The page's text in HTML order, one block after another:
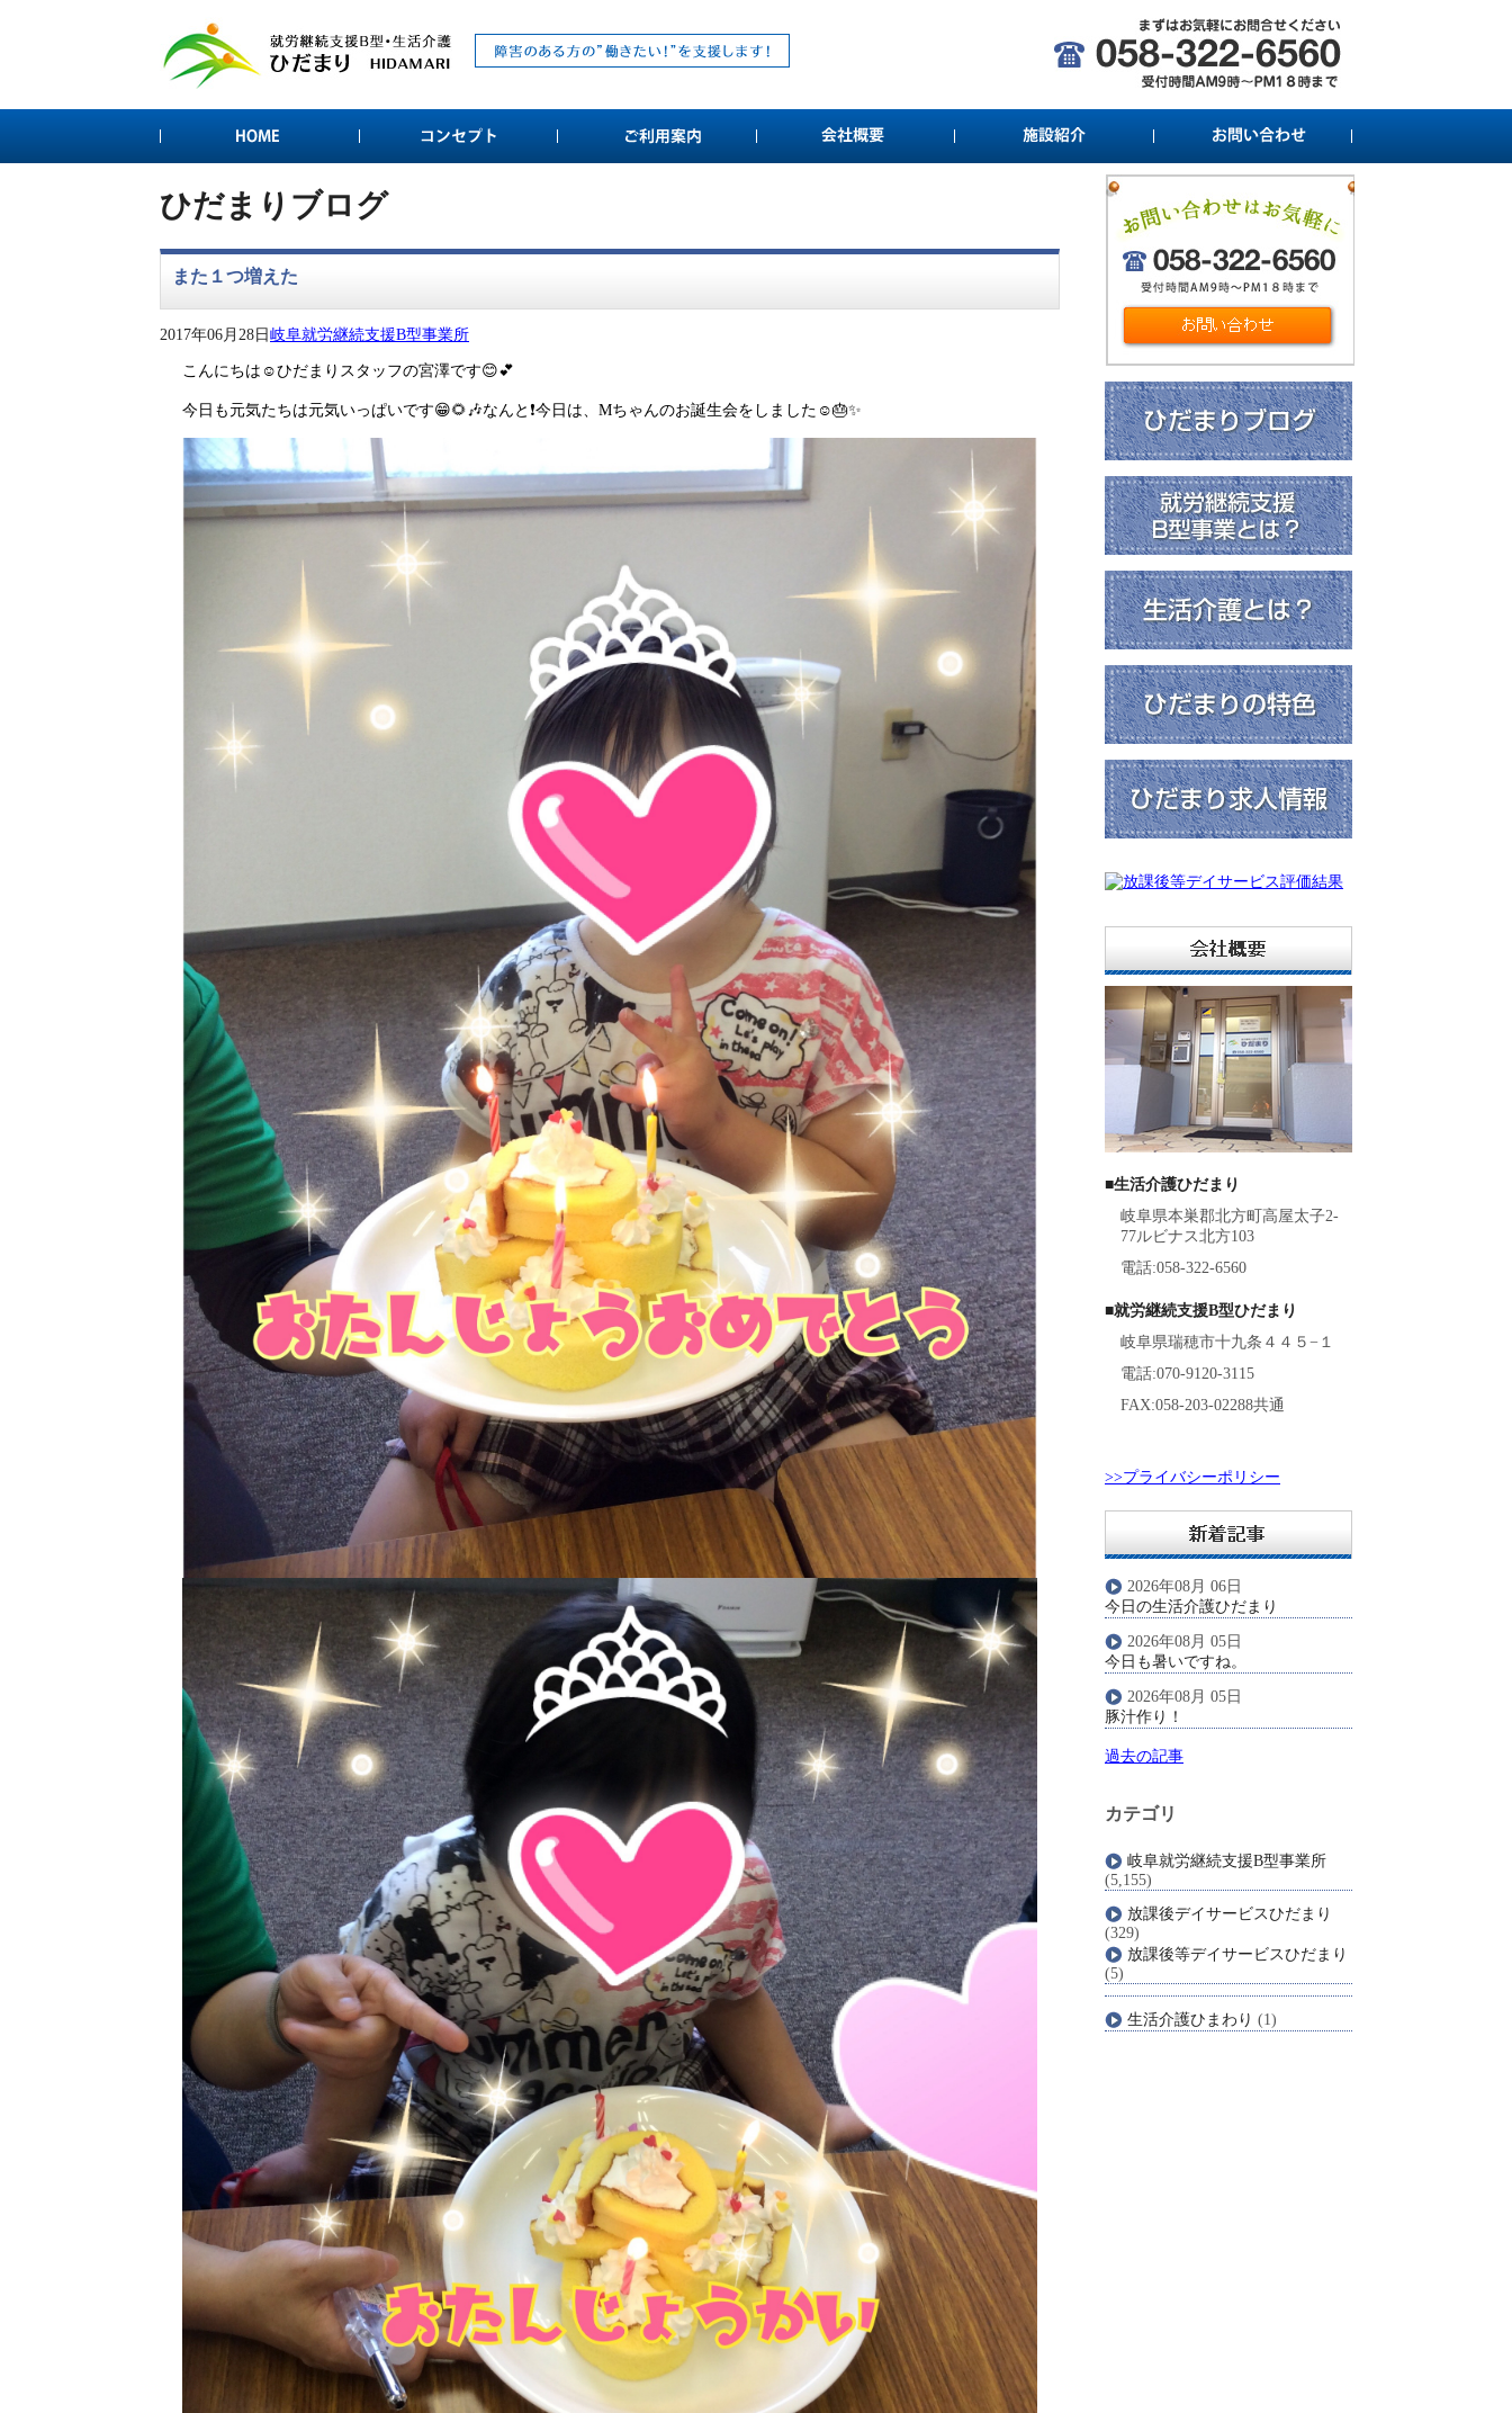
ひだまりブログ
また１つ増えた
2017年06月28日岐阜就労継続支援B型事業所
こんにちは☺️ひだまりスタッフの宮澤です😊💕
今日も元気たちは元気いっぱいです😁🌻🎶なんと❗️今日は、Mちゃんのお誕生会をしました☺️🎂✨
■生活介護ひだまり
岐阜県本巣郡北方町高屋太子2-
77ルビナス北方103
電話:058-322-6560
■就労継続支援B型ひだまり
岐阜県瑞穂市十九条４４５−１
電話:070-9120-3115
FAX:058-203-02288共通
>>プライバシーポリシー
2026年08月 06日
今日の生活介護ひだまり
2026年08月 05日
今日も暑いですね。
2026年08月 05日
豚汁作り！
過去の記事
カテゴリ
岐阜就労継続支援B型事業所
(5,155)
放課後デイサービスひだまり
(329)
放課後等デイサービスひだまり
(5)
生活介護ひまわり (1)